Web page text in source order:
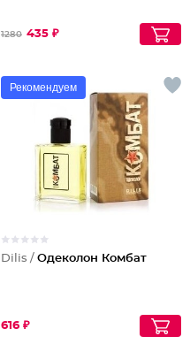
1280 435 ₽
Рекомендуем
Dilis / Одеколон Комбат
616 ₽